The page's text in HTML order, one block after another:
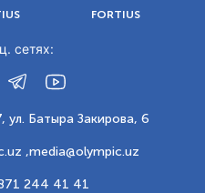
FORTIUS
сетях:
Батыра Закирова, 6
,media@olympic.uz
244 41 41